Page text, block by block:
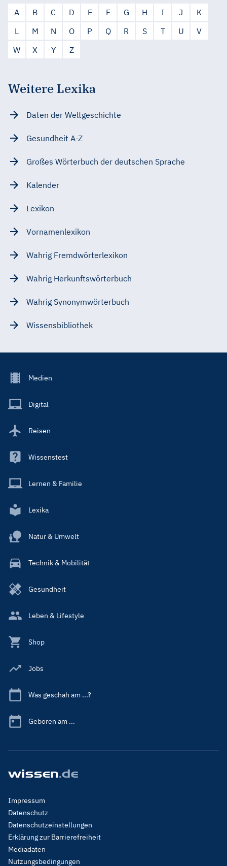
A B C D E F G H I J
K
L
M N O P Q R S T U
V
W
X Y Z
Weitere Lexika
Daten der Weltgeschichte
Gesundheit A-Z
Großes Wörterbuch der deutschen Sprache
Kalender
Lexikon
Vornamenlexikon
Wahrig Fremdwörterlexikon
Wahrig Herkunftswörterbuch
Wahrig Synonymwörterbuch
Wissensbibliothek
Footer
Main
Medien
Digital
Reisen
Wissenstest
Lernen & Familie
Lexika
Natur & Umwelt
Technik & Mobilität
Gesundheit
Leben & Lifestyle
Shop
Jobs
Was geschah am ...?
Geboren am ...
Footer
Menu
Legal
Impressum
Datenschutz
Datenschutzeinstellungen
Erklärung zur Barrierefreiheit
Mediadaten
Nutzungsbedingungen